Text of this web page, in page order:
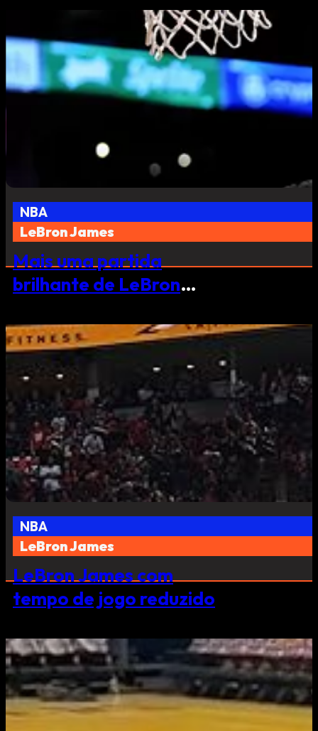
NBA
LeBron James
Mais uma partida
brilhante de LeBron
NBA
LeBron James
LeBron James com
tempo de jogo reduzido